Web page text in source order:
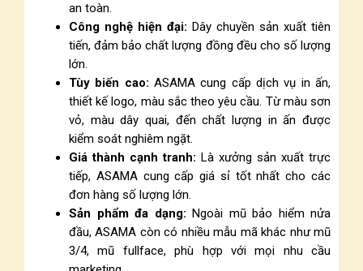
an toàn.
Công nghệ hiện đại: Dây chuyền sản xuất tiên
tiến, đảm bảo chất lượng đồng đều cho số lượng
lớn.
Tùy biến cao: ASAMA cung cấp dịch vụ in ấn,
thiết kế logo, màu sắc theo yêu cầu. Từ màu sơn
vỏ, màu dây quai, đến chất lượng in ấn được
kiểm soát nghiêm ngặt.
Giá thành cạnh tranh: Là xưởng sản xuất trực
tiếp, ASAMA cung cấp giá sỉ tốt nhất cho các
đơn hàng số lượng lớn.
Sản phẩm đa dạng: Ngoài mũ bảo hiểm nửa
đầu, ASAMA còn có nhiều mẫu mã khác như mũ
3/4, mũ fullface, phù hợp với mọi nhu cầu